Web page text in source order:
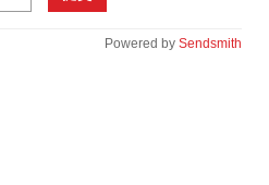
Powered by Sendsmith